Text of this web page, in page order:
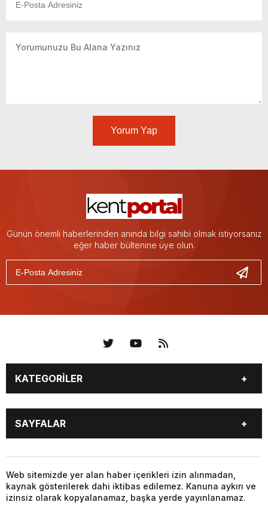
Yorum Yap
Günün önemli haberlerinden anında bilgi sahibi olmak istiyorsanız
eğer haber bültenine üye olun.
KATEGORİLER
KÜNYE BİZE ULAŞIN
SAYFALAR
Web sitemizde yer alan haber içerikleri izin alınmadan,
kaynak gösterilerek dahi iktibas edilemez. Kanuna aykırı ve
izinsiz olarak kopyalanamaz, başka yerde yayınlanamaz.